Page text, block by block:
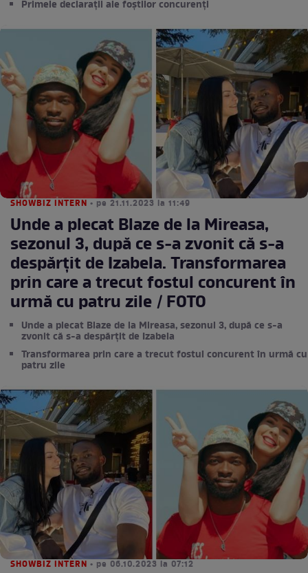
Primele declarații ale foștilor concurenți
SHOWBIZ INTERN • pe 21.11.2023 la 11:49
Unde a plecat Blaze de la Mireasa,
sezonul 3, după ce s-a zvonit că s-a
despărțit de Izabela. Transformarea
prin care a trecut fostul concurent în
urmă cu patru zile / FOTO
Unde a plecat Blaze de la Mireasa, sezonul 3, după ce s-a
zvonit că s-a despărțit de Izabela
Transformarea prin care a trecut fostul concurent în urmă cu
patru zile
SHOWBIZ INTERN • pe 06.10.2023 la 07:12